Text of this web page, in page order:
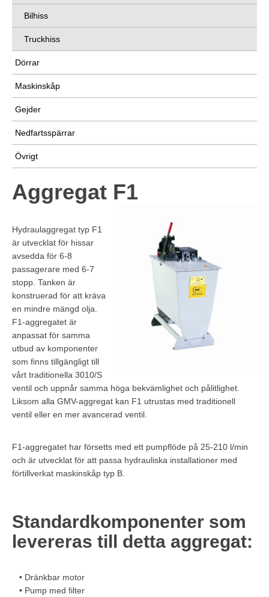
Bilhiss
Truckhiss
Dörrar
Maskinskåp
Gejder
Nedfartsspärrar
Övrigt
Aggregat F1
Hydraulaggregat typ F1
är utvecklat för hissar
avsedda för 6-8
passagerare med 6-7
stopp. Tanken är
konstruerad för att kräva
en mindre mängd olja.
F1-aggregatet är
anpassat för samma
utbud av komponenter
som finns tillgängligt till
vårt traditionella 3010/S
ventil och uppnår samma höga bekvämlighet och pålitlighet.
Liksom alla GMV-aggregat kan F1 utrustas med traditionell
ventil eller en mer avancerad ventil.
F1-aggregatet har försetts med ett pumpflöde på 25-210 l/min
och är utvecklat för att passa hydrauliska installationer med
förtillverkat maskinskåp typ B.
Standardkomponenter som
levereras till detta aggregat:
• Dränkbar motor
• Pump med filter